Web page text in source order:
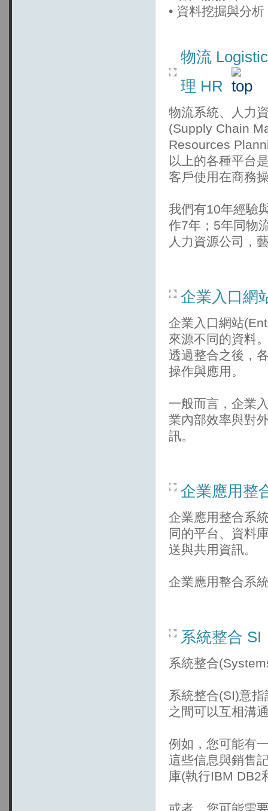
• 資料挖掘與分
物流
理 HR
物流系統、人力
(Supply Chain
Resources
以上的各種平台
客戶使用在商務
我們有10年經驗
作7年；5年同物
人力資源公司，
企業入口網
企業入口網站
來源不同的資料
透過整合之後，
操作與應用。
一般而言，企業
業內部效率與對
訊。
企業應用整
企業應用整合系
同的平台、資料
送與共用資訊。
企業應用整合系
系統整合
系統整合
系統整合(SI)意
之間可以互相溝
例如，您可能有
這些信息與銷售
庫(執行IBM DB2